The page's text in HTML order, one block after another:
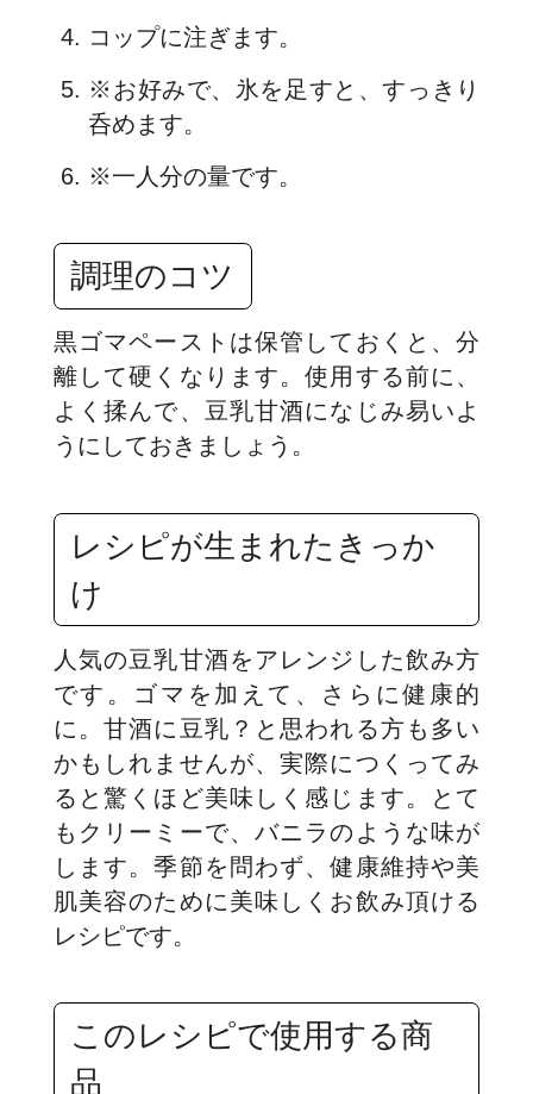
コップに注ぎます。
※お好みで、氷を足すと、すっきり
呑めます。
※一人分の量です。
調理のコツ
黒ゴマペーストは保管しておくと、分
離して硬くなります。使用する前に、
よく揉んで、豆乳甘酒になじみ易いよ
うにしておきましょう。
レシピが生まれたきっか
け
人気の豆乳甘酒をアレンジした飲み方
です。ゴマを加えて、さらに健康的
に。甘酒に豆乳？と思われる方も多い
かもしれませんが、実際につくってみ
ると驚くほど美味しく感じます。とて
もクリーミーで、バニラのような味が
します。季節を問わず、健康維持や美
肌美容のために美味しくお飲み頂ける
レシピです。
このレシピで使用する商
品